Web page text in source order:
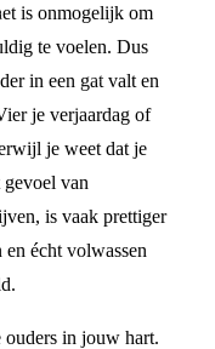
is onmogelijk om
te voelen. Dus
in een gat valt en
je verjaardag of
je weet dat je
van
is vaak prettiger
écht volwassen
in jouw hart.